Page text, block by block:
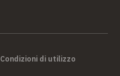
Condizioni di utilizzo